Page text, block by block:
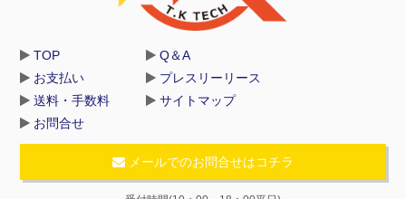
TOP
お支払い
送料・手数料
お問合せ
Q＆A
プレスリーリース
サイトマップ
メールでのお問合せはコチラ